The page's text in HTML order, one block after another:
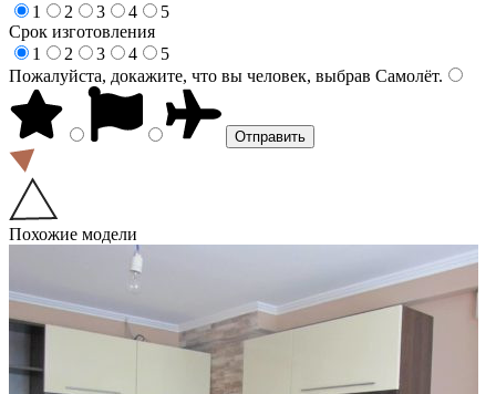
1
2 3 4
5
Срок изготовления
1
2 3 4
5
Пожалуйста, докажите, что вы человек, выбрав Самолёт.
Похожие модели